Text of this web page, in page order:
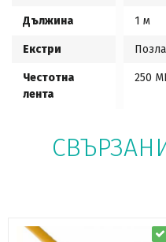
Дължина 1 м
Екстри
Честотна
лента
250